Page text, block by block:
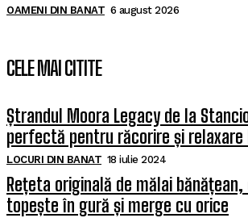
OAMENI DIN BANAT 6 august 2026
CELE MAI CITITE
Ștrandul Moora Legacy de la
perfectă pentru răcorire și relaxare
LOCURI DIN BANAT 18 iulie 2024
Rețeta originală de mălai
topește în gură și merge cu orice